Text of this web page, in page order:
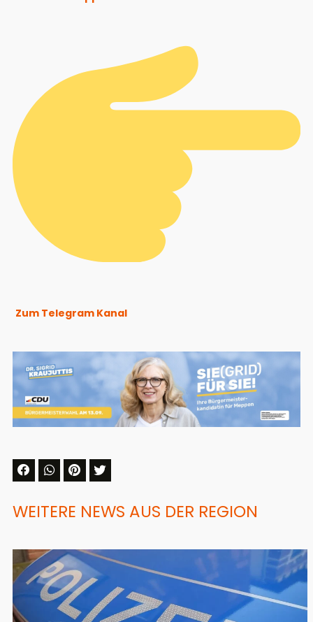
Zum Telegram Kanal
WEITERE NEWS AUS DER REGION